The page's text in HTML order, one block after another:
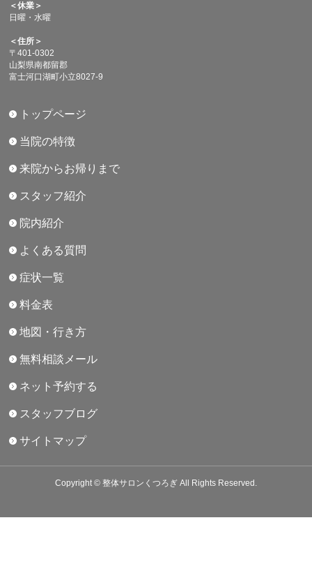
＜休業＞
日曜・水曜
＜住所＞
〒401-0302
山梨県南都留郡
富士河口湖町小立8027-9
トップページ
当院の特徴
来院からお帰りまで
スタッフ紹介
院内紹介
よくある質問
症状一覧
料金表
地図・行き方
無料相談メール
ネット予約する
スタッフブログ
サイトマップ
Copyright © 整体サロンくつろぎ All Rights Reserved.